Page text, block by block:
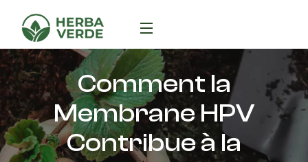
Comment la
Membrane HPV
Contribue à la